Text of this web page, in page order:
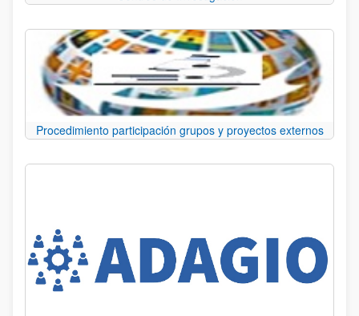
Procedimiento participación grupos y proyectos externos